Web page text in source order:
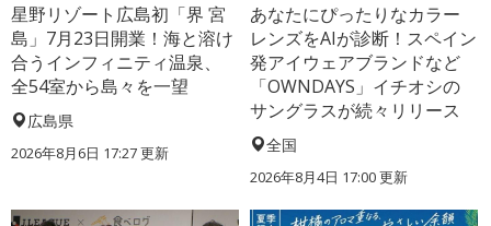
星野リゾート広島初「界 宮
島」7月23日開業！海と溶け
合うインフィニティ温泉、
全54室から島々を一望
広島県
2026年8月6日 17:27更新
あなたにぴったりなカラー
レンズをAIが診断！スペイン
発アイウェアブランドなど
「OWNDAYS」イチオシの
サングラスが続々リリース
全国
2026年8月4日 17:00更新